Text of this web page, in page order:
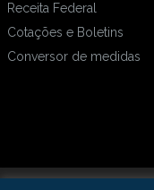
Receita Federal
Cotações e Boletins
Conversor de medidas